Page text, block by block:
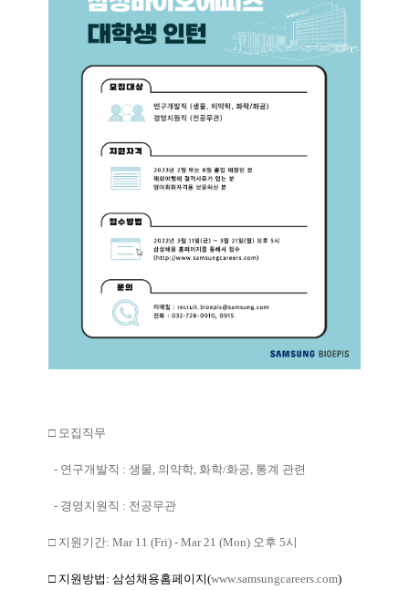
□ 모집직무
- 연구개발직 : 생물 의약학 화학/화공 통계 관련
- 경영지원직 : 전공무관
□ 지원기간: Mar 11 (Fri) - Mar 21 (Mon) 오후 5시
□ 지원방법 : 삼성채용홈페이지(www.samsungcareers.com)